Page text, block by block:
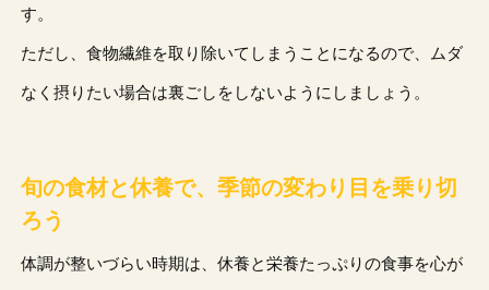
す。
ただし、食物繊維を取り除いてしまうことになるので、ムダ
なく摂りたい場合は裏ごしをしないようにしましょう。
旬の食材と休養で、季節の変わり目を乗り切
ろう
体調が整いづらい時期は、休養と栄養たっぷりの食事を心が